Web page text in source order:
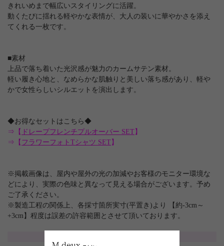
きれいめまで幅広いスタイリングに活躍。
動くたびに揺れる軽やかな表情が、大人の装いに華やかさを添え
てくれる一枚です。
■素材
上品で落ち着いた光沢感が魅力のカームサテン素材。
軽い履き心地と、なめらかな肌触りと美しい落ち感があり、軽や
かで女性らしいシルエットを演出します。
◆お得なセットはこちら◆
⇒【 ドレープフレンチプルオーバー SET 】
⇒【 フラワーフォトTシャツ SET 】
※掲載画像は、屋内や屋外の光の加減やお客様のモニター環境な
どにより、実際の色味と異なって見える場合がございます。予め
ご了承ください。
※製造工程の関係上、各採寸箇所実寸(平置き)より 【約-3cm～
+3cm】程度は誤差の許容範囲とさせて頂いております。